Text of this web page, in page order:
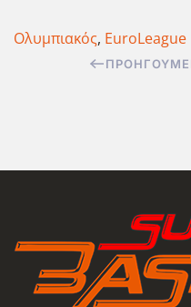
Ολυμπιακός, EuroLeague